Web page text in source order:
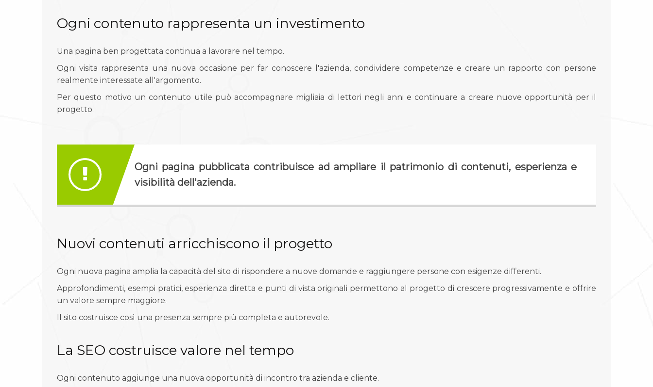
Ogni contenuto rappresenta un investimento
Una pagina ben progettata continua a lavorare nel tempo.
Ogni visita rappresenta una nuova occasione per far conoscere l'azienda, condividere competenze e creare un rapporto con persone
realmente interessate all'argomento.
Per questo motivo un contenuto utile può accompagnare migliaia di lettori negli anni e continuare a creare nuove opportunità per il
progetto.
Ogni pagina pubblicata contribuisce ad ampliare il patrimonio di contenuti, esperienza e
visibilità dell'azienda.
Nuovi contenuti arricchiscono il progetto
Ogni nuova pagina amplia la capacità del sito di rispondere a nuove domande e raggiungere persone con esigenze differenti.
Approfondimenti, esempi pratici, esperienza diretta e punti di vista originali permettono al progetto di crescere progressivamente e offrire
un valore sempre maggiore.
Il sito costruisce così una presenza sempre più completa e autorevole.
La SEO costruisce valore nel tempo
Ogni contenuto aggiunge una nuova opportunità di incontro tra azienda e cliente.